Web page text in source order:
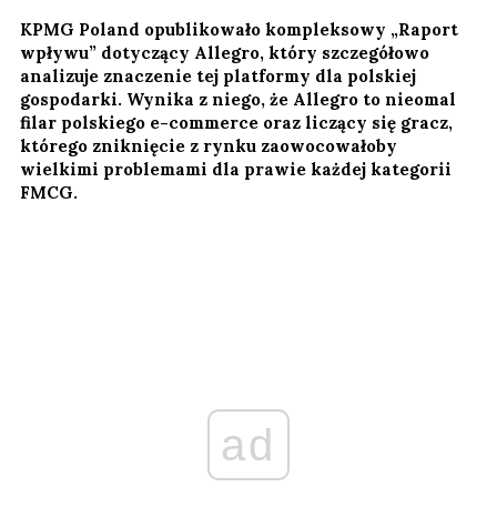
KPMG Poland opublikowało kompleksowy „Raport
wpływu” dotyczący Allegro, który szczegółowo
analizuje znaczenie tej platformy dla polskiej
gospodarki. Wynika z niego, że Allegro to nieomal
filar polskiego e-commerce oraz liczący się gracz,
którego zniknięcie z rynku zaowocowałoby
wielkimi problemami dla prawie każdej kategorii
FMCG.
ad